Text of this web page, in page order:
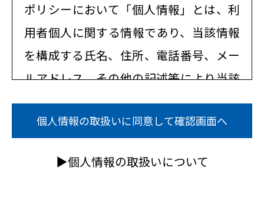
ポリシーにおいて「個人情報」とは、利
用者個人に関する情報であり、当該情報
を構成する氏名、住所、電話番号、メー
ルアドレス、その他の記述等により当該
利用者を識別できるものを指します。 ま
たその情報のみでは識別できない場合で
き、結果的に利用者個人を識別できるも
個人情報の取扱いに同意して確認画面へ
▶個人情報の取扱いについて